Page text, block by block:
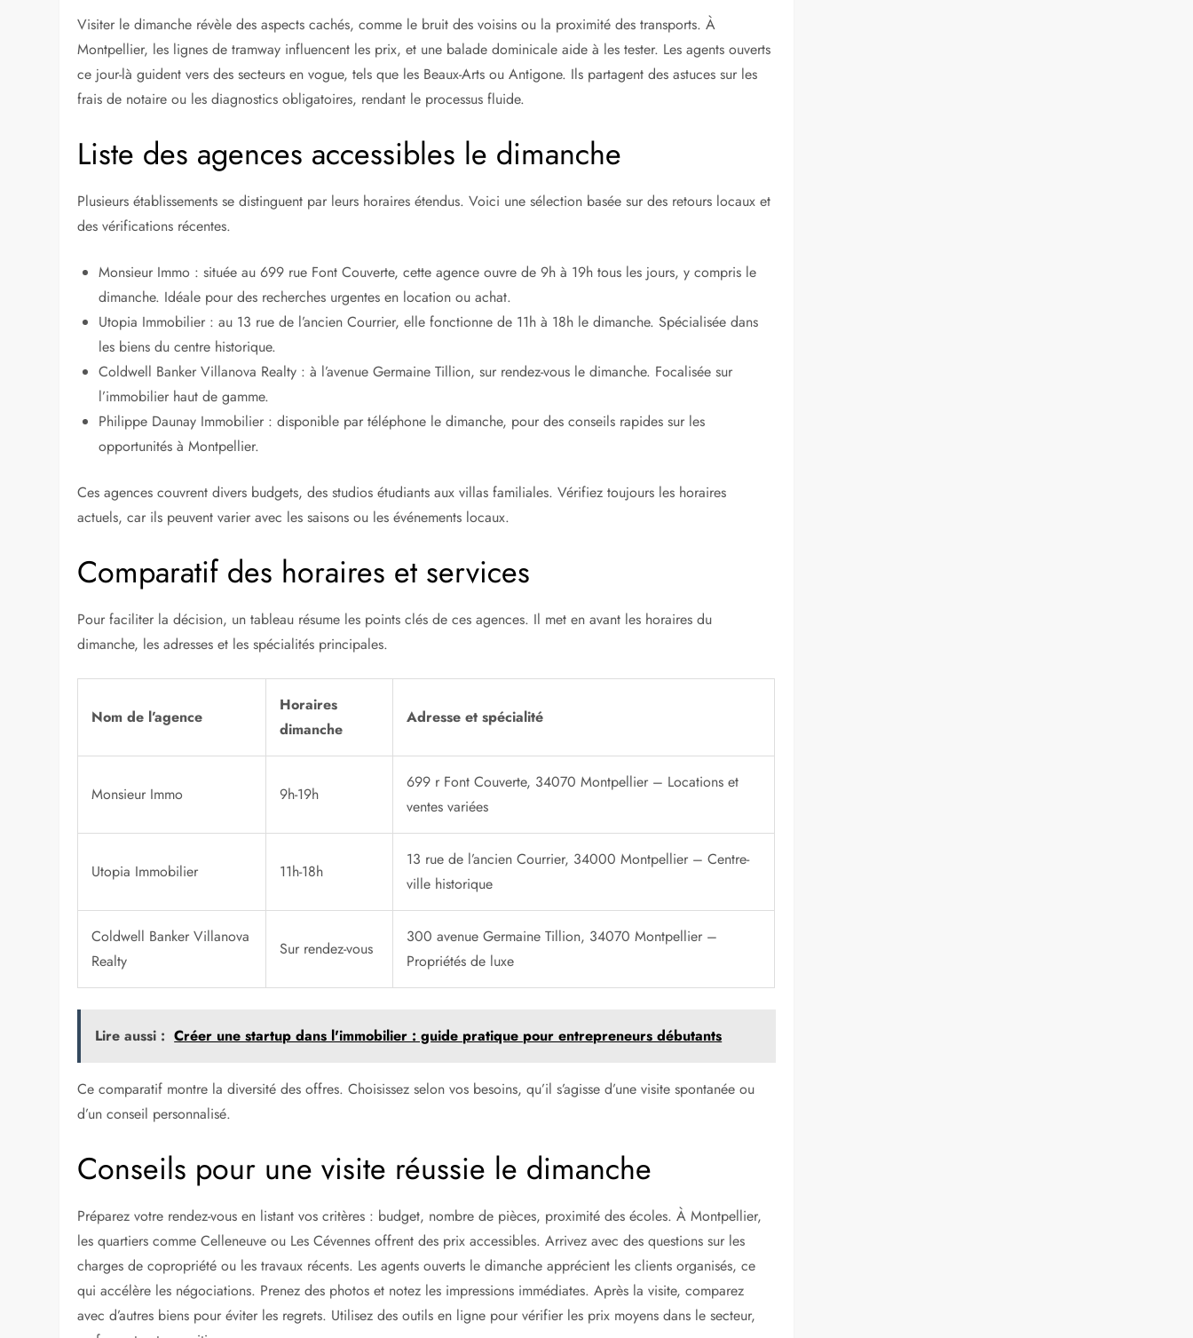
Visiter le dimanche révèle des aspects cachés, comme le bruit des voisins ou la proximité des transports. À
Montpellier, les lignes de tramway influencent les prix, et une balade dominicale aide à les tester. Les agents ouverts
ce jour-là guident vers des secteurs en vogue, tels que les Beaux-Arts ou Antigone. Ils partagent des astuces sur les
frais de notaire ou les diagnostics obligatoires, rendant le processus fluide.
Liste des agences accessibles le dimanche
Plusieurs établissements se distinguent par leurs horaires étendus. Voici une sélection basée sur des retours locaux et
des vérifications récentes.
Monsieur Immo : située au 699 rue Font Couverte, cette agence ouvre de 9h à 19h tous les jours, y compris le
dimanche. Idéale pour des recherches urgentes en location ou achat.
Utopia Immobilier : au 13 rue de l’ancien Courrier, elle fonctionne de 11h à 18h le dimanche. Spécialisée dans
les biens du centre historique.
Coldwell Banker Villanova Realty : à l’avenue Germaine Tillion, sur rendez-vous le dimanche. Focalisée sur
l’immobilier haut de gamme.
Philippe Daunay Immobilier : disponible par téléphone le dimanche, pour des conseils rapides sur les
opportunités à Montpellier.
Ces agences couvrent divers budgets, des studios étudiants aux villas familiales. Vérifiez toujours les horaires
actuels, car ils peuvent varier avec les saisons ou les événements locaux.
Comparatif des horaires et services
Pour faciliter la décision, un tableau résume les points clés de ces agences. Il met en avant les horaires du
dimanche, les adresses et les spécialités principales.
Nom de l’agence
Horaires
dimanche
Adresse et spécialité
Monsieur Immo 9h-19h
699 r Font Couverte, 34070 Montpellier – Locations et
ventes variées
Utopia Immobilier 11h-18h
13 rue de l’ancien Courrier, 34000 Montpellier – Centre-
ville historique
Coldwell Banker Villanova
Realty
Sur rendez-vous
300 avenue Germaine Tillion, 34070 Montpellier –
Propriétés de luxe
Lire aussi : Créer une startup dans l'immobilier : guide pratique pour entrepreneurs débutants
Ce comparatif montre la diversité des offres. Choisissez selon vos besoins, qu’il s’agisse d’une visite spontanée ou
d’un conseil personnalisé.
Conseils pour une visite réussie le dimanche
Préparez votre rendez-vous en listant vos critères : budget, nombre de pièces, proximité des écoles. À Montpellier,
les quartiers comme Celleneuve ou Les Cévennes offrent des prix accessibles. Arrivez avec des questions sur les
charges de copropriété ou les travaux récents. Les agents ouverts le dimanche apprécient les clients organisés, ce
qui accélère les négociations. Prenez des photos et notez les impressions immédiates. Après la visite, comparez
avec d’autres biens pour éviter les regrets. Utilisez des outils en ligne pour vérifier les prix moyens dans le secteur,